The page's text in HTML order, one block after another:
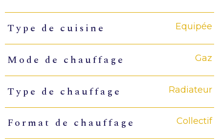
Type de cuisine Equipée
Mode de chauffage Gaz
Type de chauffage Radiateur
Format de chauffage Collectif